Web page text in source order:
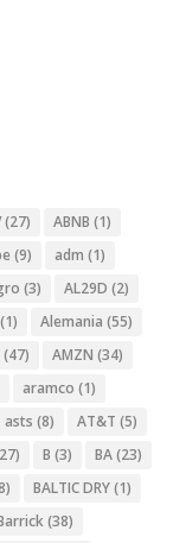
(27) ABNB (1)
(9) adm (1)
(3) AL29D (2)
(1) Alemania (55)
(47) AMZN (34)
aramco (1)
asts (8) AT&T (5)
B (3) BA(23)
BALTIC DRY(1)
(38)